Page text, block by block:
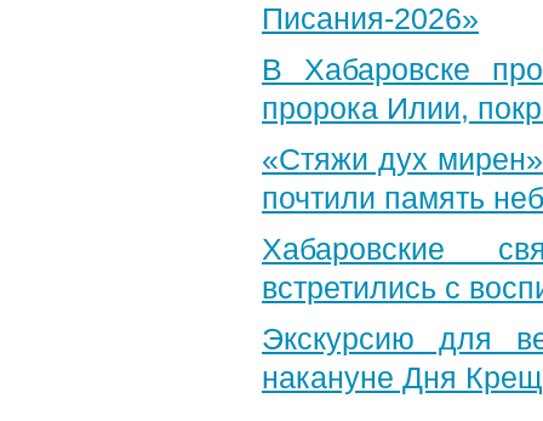
Писания-2026»
В Хабаровске
пророка Илии,
«Стяжи дух
почтили память
Хабаровские
встретились с
Экскурсию для
накануне Дня